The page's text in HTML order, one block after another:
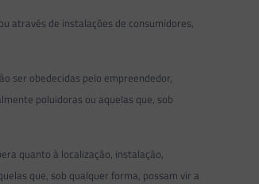
através de instalações de consumidores,
ser obedecidas pelo empreendedor,
poluidoras ou aquelas que, sob
quanto à localização, instalação,
que, sob qualquer forma, possam vir a